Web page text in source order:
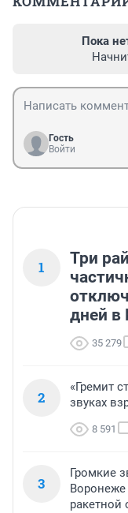
Пока
Гость
Войти
1
Три
дней в
35 279
2
«Гремит
звуках
8 591
3
Громкие
Воронеже
ракетной